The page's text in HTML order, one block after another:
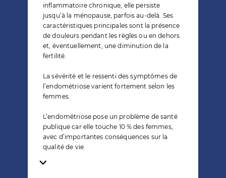
inflammatoire chronique, elle persiste
jusqu’à la ménopause, parfois au-delà. Ses
caractéristiques principales sont la présence
de douleurs pendant les règles ou en dehors
et, éventuellement, une diminution de la
fertilité.
La sévérité et le ressenti des symptômes de
l’endométriose varient fortement selon les
femmes.
L’endométriose pose un problème de santé
publique car elle touche 10 % des femmes,
avec d’importantes conséquences sur la
qualité de vie.
Temps de lecture